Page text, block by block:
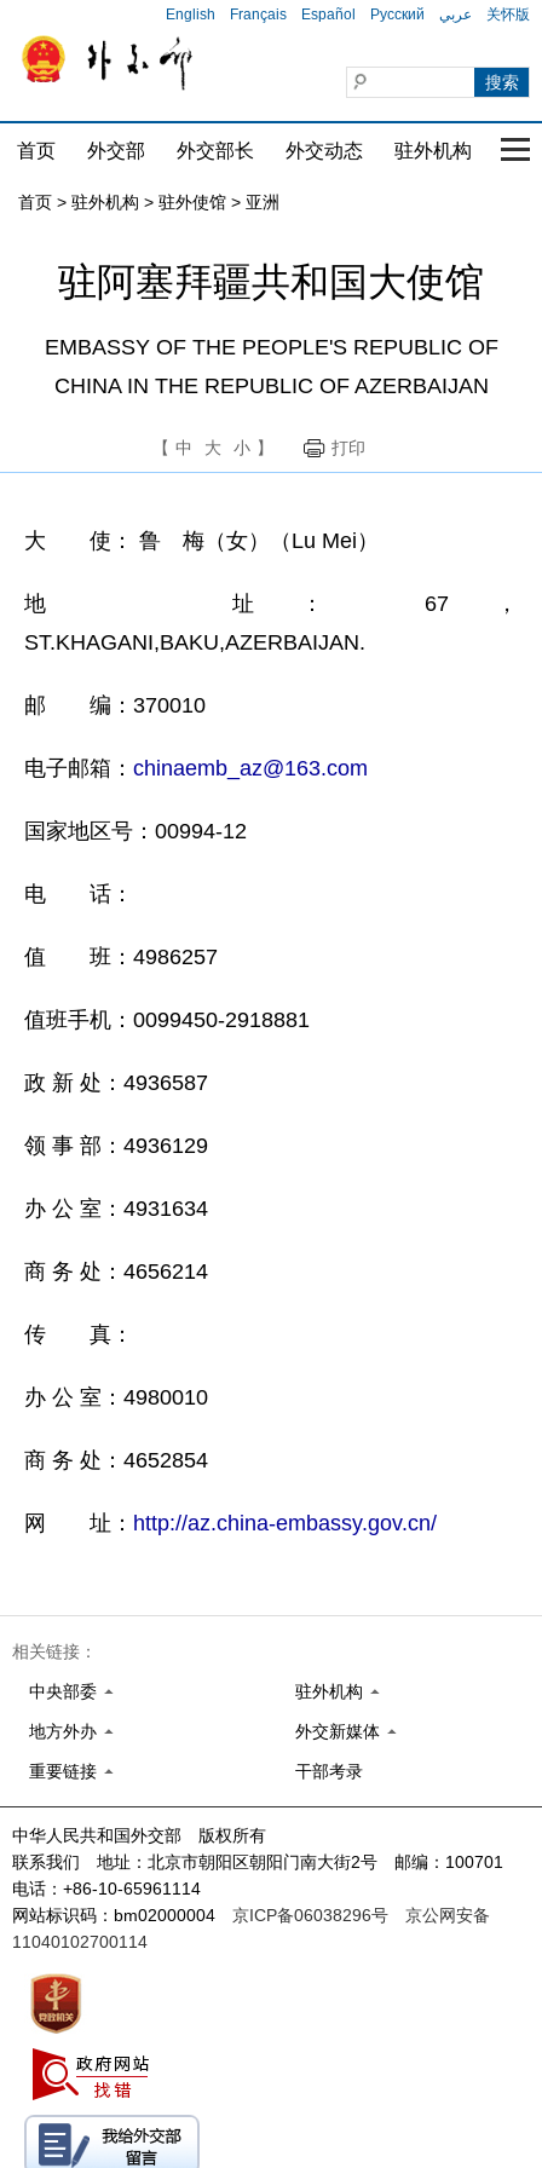
English Français Español Русский عربي 关怀版
首页 外交部 外交部长 外交动态 驻外机构 国
首页 > 驻外机构 > 驻外使馆 > 亚洲
驻阿塞拜疆共和国大使馆
EMBASSY OF THE PEOPLE'S REPUBLIC OF
CHINA IN THE REPUBLIC OF AZERBAIJAN
【 中 大 小 】 打印
大 使： 鲁 梅（女）（Lu Mei）
地 址： 67，
ST.KHAGANI,BAKU,AZERBAIJAN.
邮 编：370010
电子邮箱： chinaemb_az@163.com
国家地区号：00994-12
电 话：
值 班：4986257
值班手机：0099450-2918881
政 新 处：4936587
领 事 部：4936129
办 公 室：4931634
商 务 处：4656214
传 真：
办 公 室：4980010
商 务 处：4652854
网 址： http://az.china-embassy.gov.cn/
相关链接：
中央部委 驻外机构
地方外办 外交新媒体
重要链接 干部考录
中华人民共和国外交部 版权所有
联系我们 地址：北京市朝阳区朝阳门南大街2号 邮编：100701
电话：+86-10-65961114
网站标识码：bm02000004 京ICP备06038296号
京公网安备
11040102700114